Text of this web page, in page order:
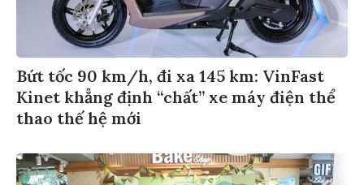
Bứt tốc 90 km/h, đi xa 145 km: VinFast
Kinet khẳng định “chất” xe máy điện thể
thao thế hệ mới